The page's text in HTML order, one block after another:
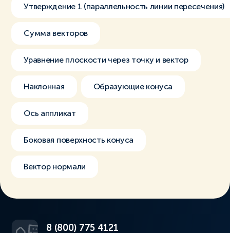
Утверждение 1 (параллельность линии пересечения)
Сумма векторов
Уравнение плоскости через точку и вектор
Наклонная Образующие конуса
Ось аппликат
Боковая поверхность конуса
Вектор нормали
8 (800) 775 4121